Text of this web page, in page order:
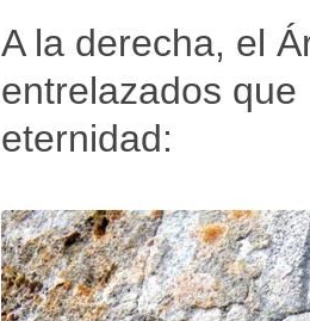
A la derecha, el
entrelazados
eternidad: